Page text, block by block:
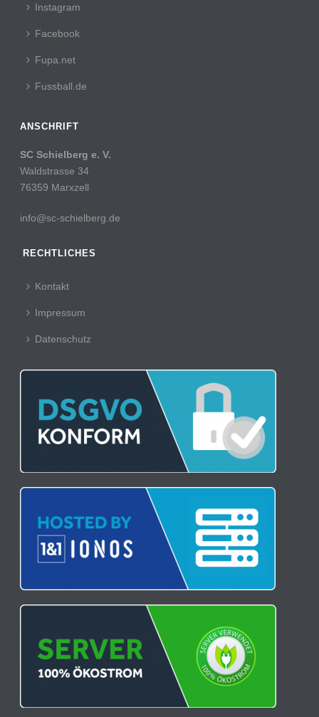
Instagram
Facebook
Fupa.net
Fussball.de
ANSCHRIFT
SC Schielberg e. V.
Waldstrasse 34
76359 Marxzell
info@sc-schielberg.de
RECHTLICHES
Kontakt
Impressum
Datenschutz